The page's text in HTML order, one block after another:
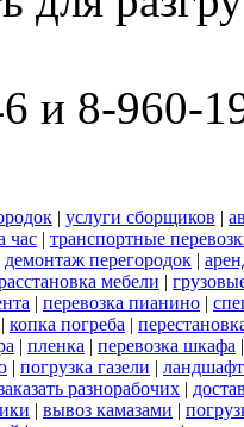
и 8-960-
| услуги сборщиков |
час | транспортные
демонтаж перегородок |
мебели |
| перевозка пианино |
| копка погреба |
| пленка | перевозка шкафа
| погрузка газели |
разнорабочих |
| вывоз камазами |